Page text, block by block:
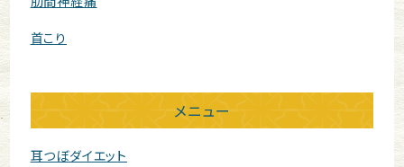
首こり
メニュー
耳つぼダイエット